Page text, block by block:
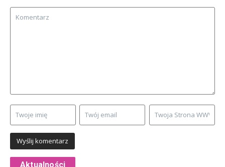
Aktualności